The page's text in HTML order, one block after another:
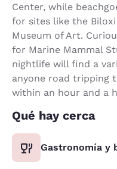
Center, while
for sites like the
Museum of Art.
for Marine Mammal
nightlife will find a
anyone road tripping
within an hour and a
Qué hay cerca
Gastronomía y